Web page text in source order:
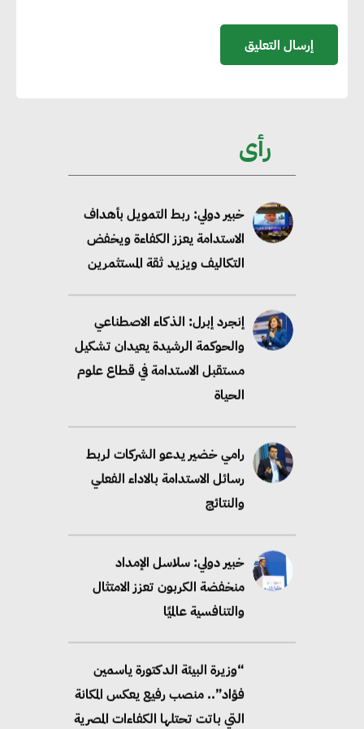
رأى
مصادر الطاقة المتجددة بحلول
2035
والسياسات
خبير دولي: ربط التمويل بأهداف
الاستدامة يعزز الكفاءة ويخفض
التكاليف ويزيد ثقة المستثمرين
إنجرد إبرل: الذكاء الاصطناعي
والحوكمة الرشيدة يعيدان تشكيل
مستقبل الاستدامة في قطاع علوم
الحياة
رامي خضير يدعو الشركات لربط
رسائل الاستدامة بالاداء الفعلي
والنتائج
خبير دولي: سلاسل الإمداد
منخفضة الكربون تعزز الامتثال
والتنافسية عالميًا
“وزيرة البيئة الدكتورة ياسمين
فؤاد”.. منصب رفيع يعكس المكانة
التي باتت تحتلها الكفاءات المصرية